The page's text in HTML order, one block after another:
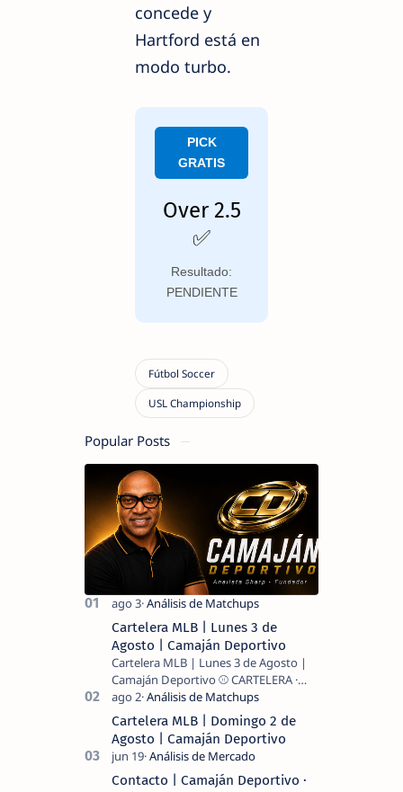
concede y
Hartford está en
modo turbo.
PICK
GRATIS
Over 2.5
✅
Resultado:
PENDIENTE
Popular Posts
Cartelera MLB | Lunes 3 de
Agosto | Camaján Deportivo
Cartelera MLB | Lunes 3 de Agosto |
Camaján Deportivo ⚾ CARTELERA ·
Cartelera MLB | Domingo 2 de
Agosto | Camaján Deportivo
Contacto | Camaján Deportivo ·